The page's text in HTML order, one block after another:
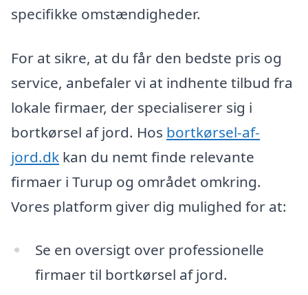
specifikke omstændigheder.
For at sikre, at du får den bedste pris og
service, anbefaler vi at indhente tilbud fra
lokale firmaer, der specialiserer sig i
bortkørsel af jord. Hos bortkørsel-af-
jord.dk kan du nemt finde relevante
firmaer i Turup og området omkring.
Vores platform giver dig mulighed for at:
Se en oversigt over professionelle
firmaer til bortkørsel af jord.